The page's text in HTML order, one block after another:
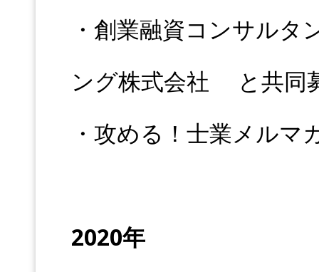
・創業融資コンサル
ング株式会社 と共同
・攻める！士業メルマ
2020年